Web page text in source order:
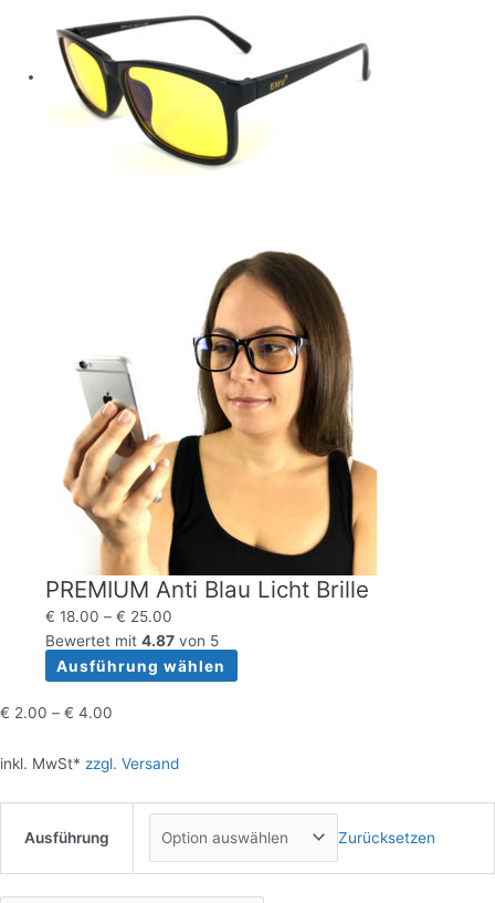
PREMIUM Anti Blau Licht Brille
€ 18.00 –€ 25.00
Bewertet mit4.87 von 5
Ausführung wählen
€ 2.00 – € 4.00
inkl. MwSt* zzgl. Versand
Ausführung Zurücksetzen